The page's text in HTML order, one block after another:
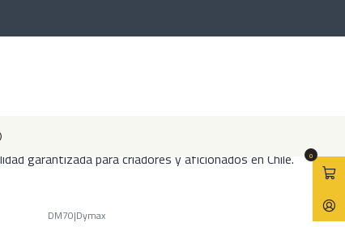
0
garantizada para criadores y aficionados en Chile.
DM70|Dymax